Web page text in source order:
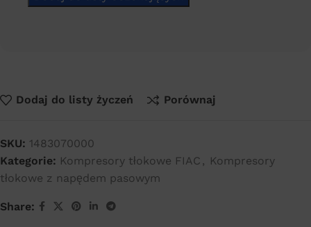
Dodaj do listy życzeń Porównaj
SKU: 1483070000
Kategorie: Kompresory tłokowe FIAC , Kompresory
tłokowe z napędem pasowym
Share: